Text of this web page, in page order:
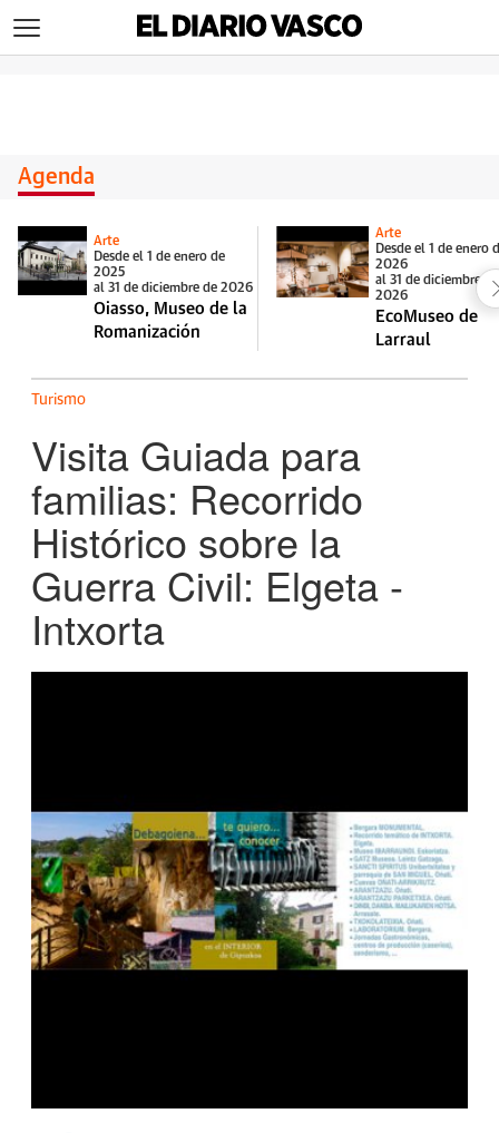
Agenda
Arte
Desde el 1 de enero de
2025
al 31 de diciembre de 2026
Oiasso, Museo de la
Romanización
Arte
Desde el 1 de enero
2026
al 31 de diciembre de
2026
EcoMuseo de
Larraul
Turismo
Visita Guiada para
familias: Recorrido
Histórico sobre la
Guerra Civil: Elgeta -
Intxorta